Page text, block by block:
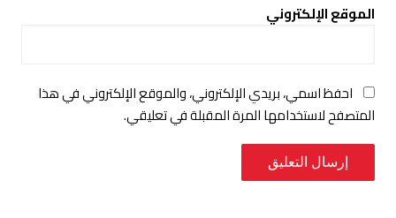
الموقع الإلكتروني
احفظ اسمي، بريدي الإلكتروني، والموقع الإلكتروني في هذا
المتصفح لاستخدامها المرة المقبلة في تعليقي.